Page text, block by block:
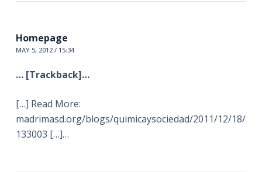
Homepage
MAY 5, 2012 / 15:34
… [Trackback]…
[…] Read More:
madrimasd.org/blogs/quimicaysociedad/2011/12/18/
133003 […]…